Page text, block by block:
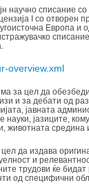
научно списание
I со отворен
Европа и
overview.xml
за цел да
и за дебати од
јавната
науки, јазиците,
животната средина
да издава
и
трудови ќе
од специфични